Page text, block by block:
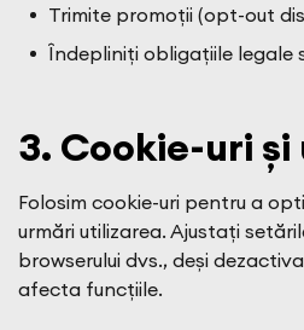
Trimite promoții (opt-out
Îndepliniți obligațiile legale
3. Cookie-uri
Folosim cookie-uri pentru a
urmări utilizarea. Ajustați
browserului dvs., deși
afecta funcțiile.